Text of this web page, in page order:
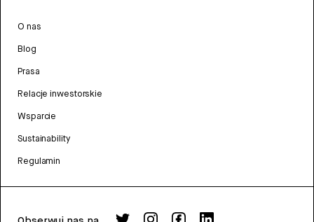
O nas
Blog
Prasa
Relacje inwestorskie
Wsparcie
Sustainability
Regulamin